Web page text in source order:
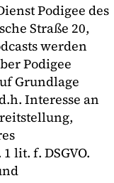
Podigee des
Straße 20,
werden
Podigee
Grundlage
Interesse an
lit. f. DSGVO.